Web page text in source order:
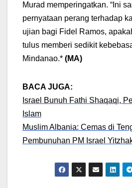
Murad memperingatkan. “Ini
pernyataan perang terhadap
ujian bagi Fidel Ramos,
tulus memberi sedikit
Mindanao.* (MA)
BACA JUGA:
Israel Bunuh Fathi Shaqaqi,
Islam
Muslim Albania: Cemas di
Pembunuhan PM Israel